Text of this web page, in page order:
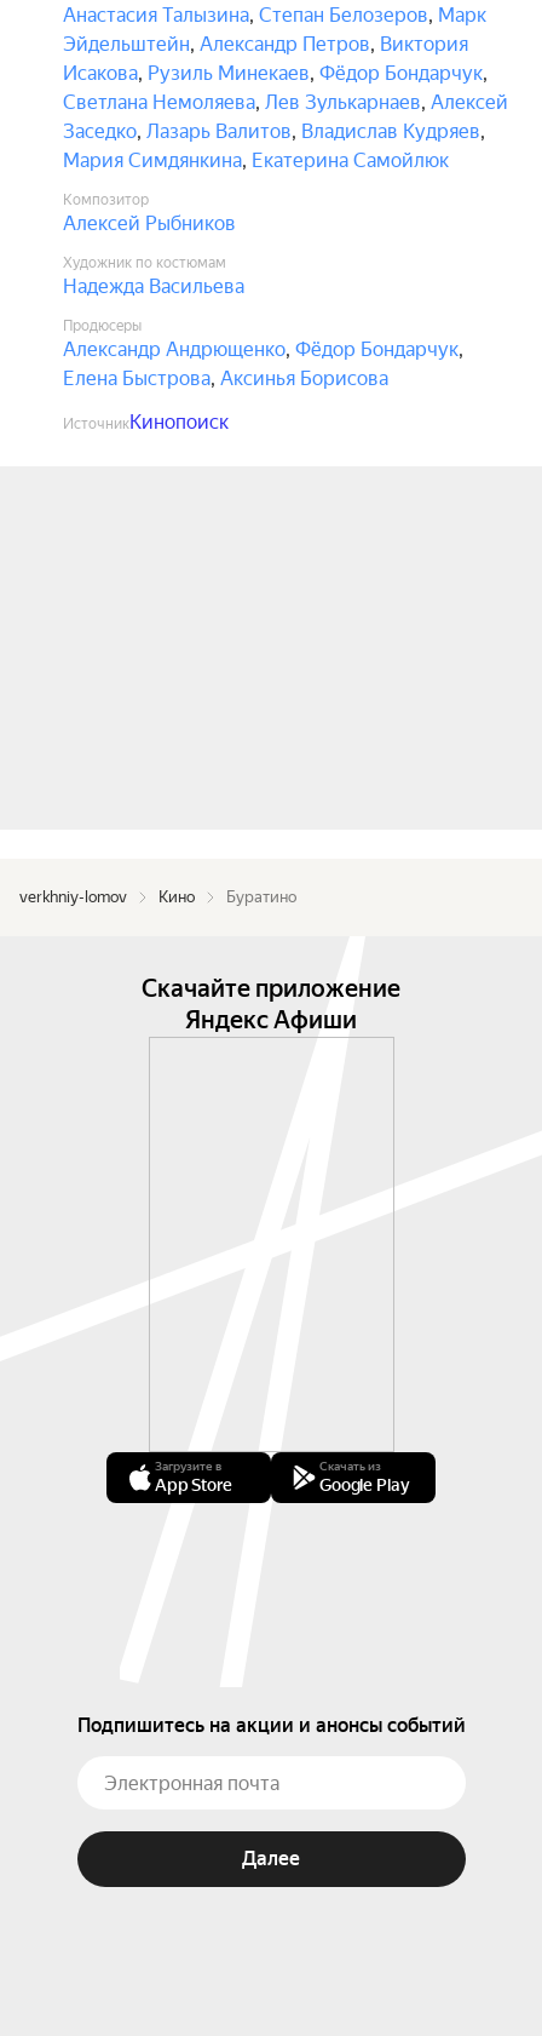
Анастасия Талызина, Степан Белозеров, Марк
Эйдельштейн, Александр Петров, Виктория
Исакова, Рузиль Минекаев, Фёдор Бондарчук,
Светлана Немоляева, Лев Зулькарнаев, Алексей
Заседко, Лазарь Валитов, Владислав Кудряев,
Мария Симдянкина, Екатерина Самойлюк
Композитор
Алексей Рыбников
Художник по костюмам
Надежда Васильева
Продюсеры
Александр Андрющенко, Фёдор Бондарчук,
Елена Быстрова, Аксинья Борисова
ИсточникКинопоиск
verkhniy-lomov Кино Буратино
Скачайте приложение
Яндекс Афиши
Загрузите в
App Store
Скачать из
Google Play
Подпишитесь на акции и анонсы событий
Далее